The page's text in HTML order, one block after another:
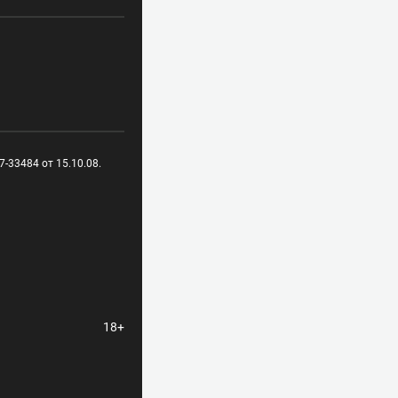
33484 от 15.10.08.
18+